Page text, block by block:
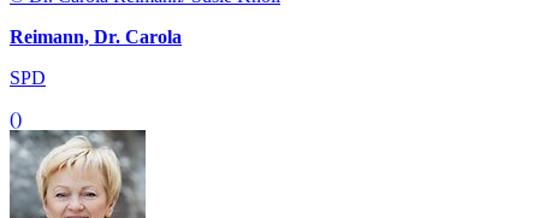
Reimann, Dr. Carola
SPD
()